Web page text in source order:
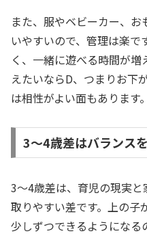
また、服やベビーカー、
いやすいので、管理は楽で
く、一緒に遊べる時間が
えたいならD、つまりお下
は相性がよい面もあります。
3〜4歳差はバランス
3〜4歳差は、育児の現実
取りやすい差です。上の子
少しずつできるようになる